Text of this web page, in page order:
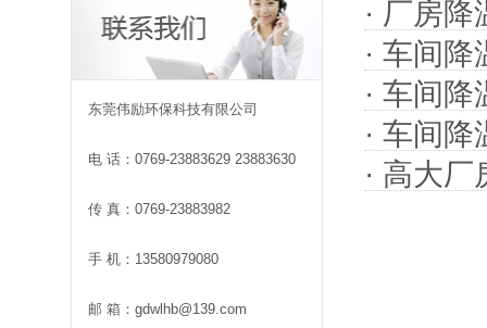
东莞伟励环保科技有限公司
电 话：0769-23883629 23883630
传 真：0769-23883982
手 机：13580979080
邮 箱：gdwlhb@139.com
· 厂房降
· 车间降
· 车间降
· 车间降
· 高大厂